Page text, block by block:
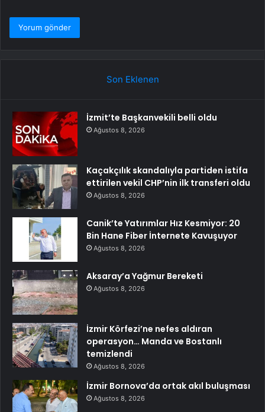
Son Eklenen
İzmit’te Başkanvekili belli oldu
Ağustos 8, 2026
Kaçakçılık skandalıyla partiden istifa
ettirilen vekil CHP’nin ilk transferi oldu
Ağustos 8, 2026
Canik’te Yatırımlar Hız Kesmiyor: 20
Bin Hane Fiber İnternete Kavuşuyor
Ağustos 8, 2026
Aksaray’a Yağmur Bereketi
Ağustos 8, 2026
İzmir Körfezi’ne nefes aldıran
operasyon… Manda ve Bostanlı
temizlendi
Ağustos 8, 2026
İzmir Bornova’da ortak akıl buluşması
Ağustos 8, 2026